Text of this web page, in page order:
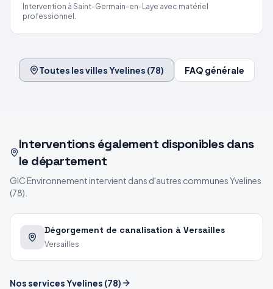
Intervention à Saint-Germain-en-Laye avec matériel
professionnel.
Toutes les villesYvelines (78) FAQ générale
Interventions également disponibles dans
le département
GIC Environnement intervient dans d'autres communesYvelines
(78).
Dégorgement de canalisation à Versailles
Versailles
Nos servicesYvelines (78)